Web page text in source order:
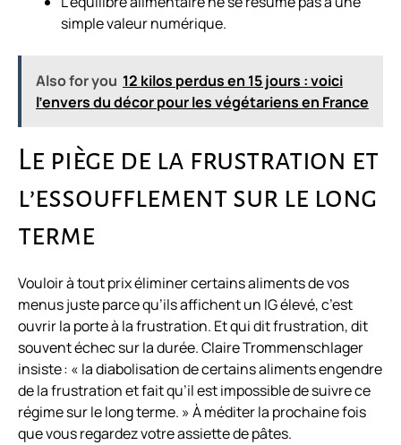
simple valeur numérique.
Also for you 12 kilos perdus en 15 jours : voici
l’envers du décor pour les végétariens en France
Le piège de la frustration et
l’essoufflement sur le long
terme
Vouloir à tout prix éliminer certains aliments de vos
menus juste parce qu’ils affichent un IG élevé, c’est
ouvrir la porte à la frustration. Et qui dit frustration, dit
souvent échec sur la durée. Claire Trommenschlager
insiste : « la diabolisation de certains aliments engendre
de la frustration et fait qu’il est impossible de suivre ce
régime sur le long terme. » À méditer la prochaine fois
que vous regardez votre assiette de pâtes.